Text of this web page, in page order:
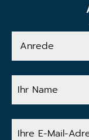
Anrede
Ihr
Name
Ihre
E-